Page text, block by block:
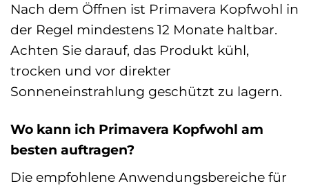
Nach dem Öffnen ist Primavera Kopfwohl in
der Regel mindestens 12 Monate haltbar.
Achten Sie darauf, das Produkt kühl,
trocken und vor direkter
Sonneneinstrahlung geschützt zu lagern.
Wo kann ich Primavera Kopfwohl am
besten auftragen?
Die empfohlene Anwendungsbereiche für